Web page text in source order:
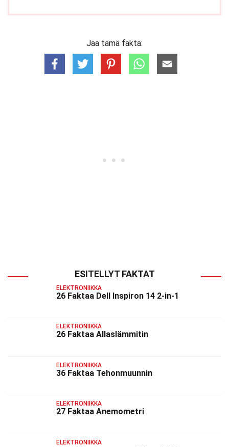
Jaa tämä fakta:
ESITELLYT FAKTAT
ELEKTRONIIKKA
26 Faktaa Dell Inspiron 14 2-in-1
ELEKTRONIIKKA
26 Faktaa Allaslämmitin
ELEKTRONIIKKA
36 Faktaa Tehonmuunnin
ELEKTRONIIKKA
27 Faktaa Anemometri
ELEKTRONIIKKA